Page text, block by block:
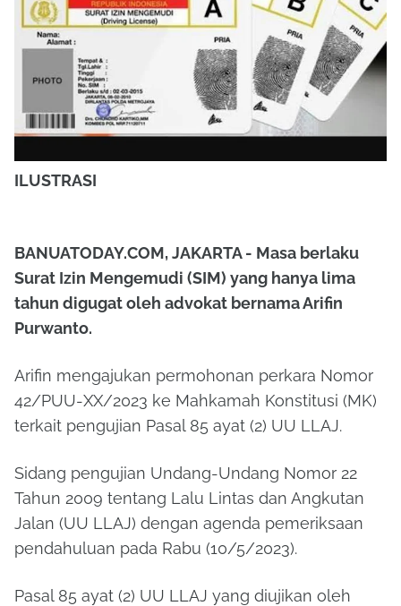
ILUSTRASI
BANUATODAY.COM, JAKARTA - Masa berlaku
Surat Izin Mengemudi (SIM) yang hanya lima
tahun digugat oleh advokat bernama Arifin
Purwanto.
Arifin mengajukan permohonan perkara Nomor
42/PUU-XX/2023 ke Mahkamah Konstitusi (MK)
terkait pengujian Pasal 85 ayat (2) UU LLAJ.
Sidang pengujian Undang-Undang Nomor 22
Tahun 2009 tentang Lalu Lintas dan Angkutan
Jalan (UU LLAJ) dengan agenda pemeriksaan
pendahuluan pada Rabu (10/5/2023).
Pasal 85 ayat (2) UU LLAJ yang diujikan oleh